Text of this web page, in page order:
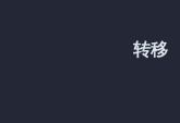
转移